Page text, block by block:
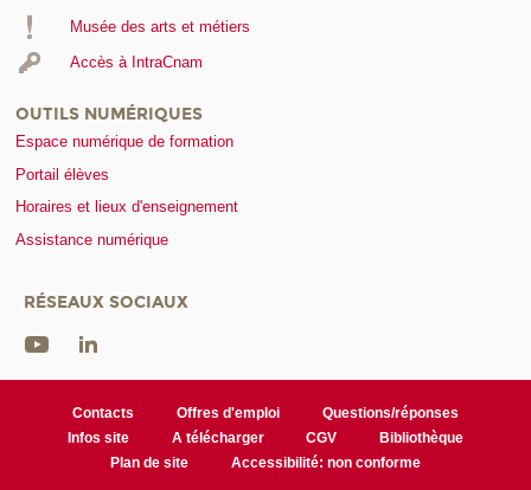
Musée des arts et métiers
Accès à IntraCnam
OUTILS NUMÉRIQUES
Espace numérique de formation
Portail élèves
Horaires et lieux d'enseignement
Assistance numérique
RÉSEAUX SOCIAUX
Contacts Offres d'emploi
Questions/réponses
Infos site
A télécharger CGV
Bibliothèque
Plan de site
Accessibilité: non conforme